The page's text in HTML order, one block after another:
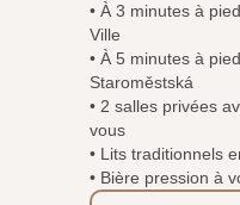
• À 3 minutes à
Ville
• À 5 minutes à
Staroměstská
• 2 salles privées
vous
• Lits traditionnels
• Bière pression à